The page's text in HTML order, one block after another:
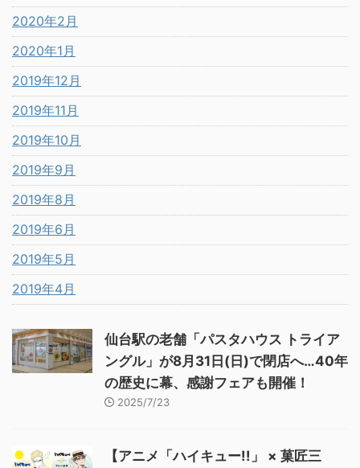
2020年2月
2020年1月
2019年12月
2019年11月
2019年10月
2019年9月
2019年8月
2019年6月
2019年5月
2019年4月
仙台駅の老舗「パスタハウス トライア
ングル」が8月31日(日)で閉店へ…40年
の歴史に幕、感謝フェアも開催！
2025/7/23
【アニメ「ハイキュー!!」 × 菓匠三